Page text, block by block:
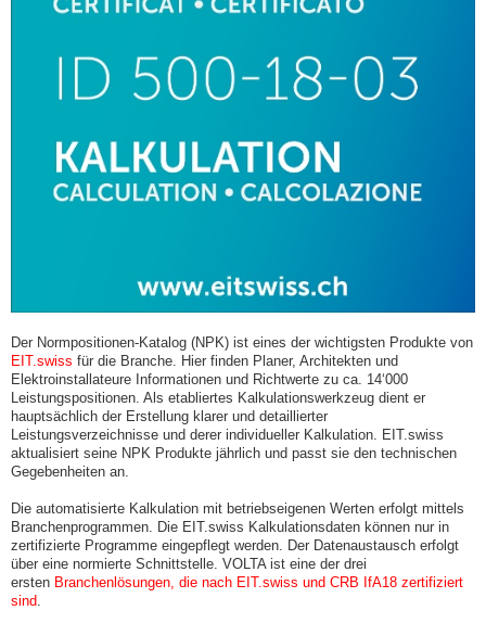
Der Normpositionen-Katalog (NPK) ist eines der wichtigsten Produkte von
EIT.swiss für die Branche. Hier finden Planer, Architekten und
Elektroinstallateure Informationen und Richtwerte zu ca. 14‘000
Leistungspositionen. Als etabliertes Kalkulationswerkzeug dient er
hauptsächlich der Erstellung klarer und detaillierter
Leistungsverzeichnisse und derer individueller Kalkulation. EIT.swiss
aktualisiert seine NPK Produkte jährlich und passt sie den technischen
Gegebenheiten an.
Die automatisierte Kalkulation mit betriebseigenen Werten erfolgt mittels
Branchenprogrammen. Die EIT.swiss Kalkulationsdaten können nur in
zertifizierte Programme eingepflegt werden. Der Datenaustausch erfolgt
über eine normierte Schnittstelle. VOLTA ist eine der drei
ersten Branchenlösungen, die nach EIT.swiss und CRB IfA18 zertifiziert
sind.